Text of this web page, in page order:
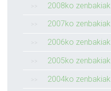
2008ko zenbakiak
2007ko zenbakiak
2006ko zenbakiak
2005ko zenbakiak
2004ko zenbakiak